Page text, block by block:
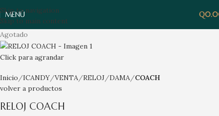
Skip to navigation
Skip to main content
MENÚ Q
Agotado
Click para agrandar
Inicio ICANDY VENTA RELOJ DAMA
COACH
volver a productos
RELOJ COACH